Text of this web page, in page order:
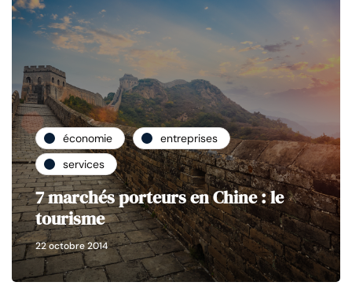
économie
entreprises
services
7 marchés porteurs en Chine : le
tourisme
22 octobre 2014